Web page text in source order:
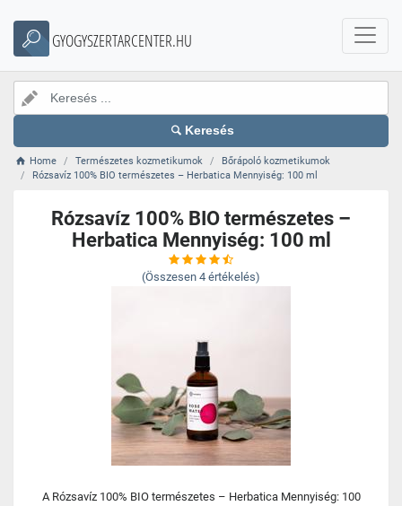
GYOGYSZERTARCENTER.HU
Keresés
Home Természetes kozmetikumok
Bőrápoló kozmetikumok
Rózsavíz 100% BIO természetes – Herbatica Mennyiség: 100 ml
Rózsavíz 100% BIO természetes –
Herbatica Mennyiség: 100 ml
(Összesen 4 értékelés)
A Rózsavíz 100% BIO természetes – Herbatica Mennyiség: 100